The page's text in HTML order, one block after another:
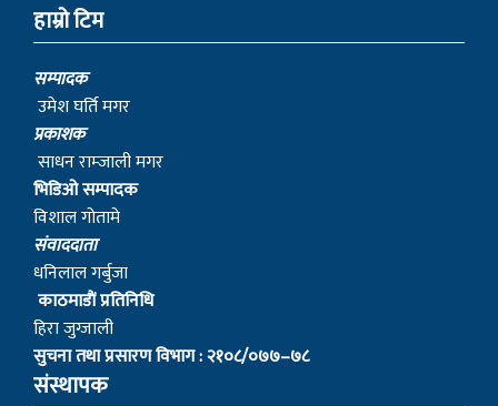
हाम्रो टिम
सम्पादक
उमेश घर्ति मगर
प्रकाशक
साधन राम्जाली मगर
भिडिओ सम्पादक
विशाल गोतामे
स‌ंवाददाता
धनिलाल गर्बुजा
काठमाडाैं प्रतिनिधि
हिरा जुग्जाली
सुचना तथा प्रसारण विभाग : २१०८/०७७–७८
संस्थापक